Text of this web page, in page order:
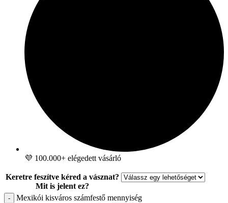
💜 100.000+ elégedett vásárló
Keretre feszítve kéred a vásznat?
Mit is jelent ez?
- Mexikói kisváros számfestő mennyiség